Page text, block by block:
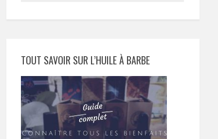
TOUT SAVOIR SUR L’HUILE À BARBE